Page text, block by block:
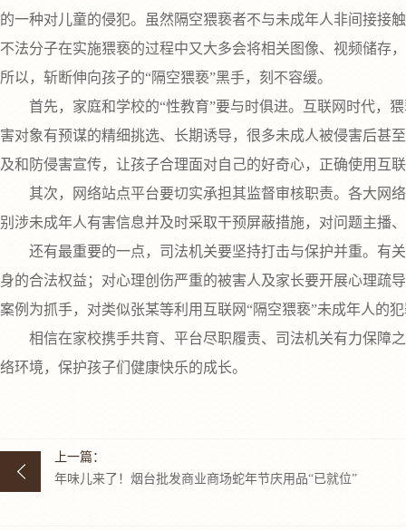
的一种对儿童的侵犯。虽然隔空猥亵者不与未成年人非间接接
不法分子在实施猥亵的过程中又大多会将相关图像、视频储存
所以，斩断伸向孩子的“隔空猥亵”黑手，刻不容缓。
首先，家庭和学校的“性教育”要与时俱进。互联网时代，猥
害对象有预谋的精细挑选、长期诱导，很多未成人被侵害后甚
及和防侵害宣传，让孩子合理面对自己的好奇心，正确使用互
其次，网络站点平台要切实承担其监督审核职责。各大网络
别涉未成年人有害信息并及时采取干预屏蔽措施，对问题主播
还有最重要的一点，司法机关要坚持打击与保护并重。有关
身的合法权益；对心理创伤严重的被害人及家长要开展心理疏
案例为抓手，对类似张某等利用互联网“隔空猥亵”未成年人的
相信在家校携手共育、平台尽职履责、司法机关有力保障之
络环境，保护孩子们健康快乐的成长。
上一篇：
年味儿来了！烟台批发商业商场蛇年节庆用品“已就位”